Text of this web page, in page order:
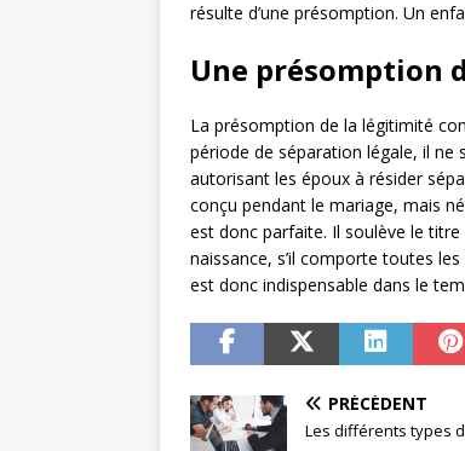
résulte d’une présomption. Un
Une présomption
La présomption de la légitimité
période de séparation légale, il ne
autorisant les époux à résider
conçu pendant le mariage, mais
est donc parfaite. Il soulève le
naissance, s’il comporte toutes
est donc indispensable dans le
PRÉCÉDENT
Les différents types